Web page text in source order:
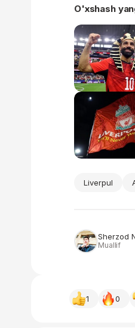
O'xshash
Liverpul
Sherzod
Muallif
1 0